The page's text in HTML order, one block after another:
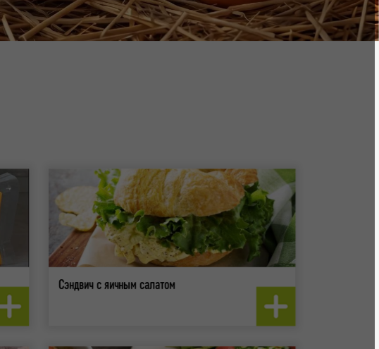
Сэндвич с яичным салатом